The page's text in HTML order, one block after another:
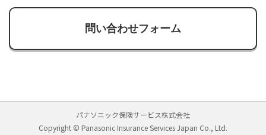
問い合わせフォーム
パナソニック保険サービス株式会社
Copyright © Panasonic Insurance Services Japan Co., Ltd.